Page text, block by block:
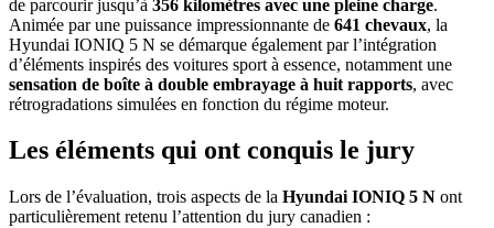
de parcourir jusqu’à 356 kilomètres avec une pleine charge.
Animée par une puissance impressionnante de 641 chevaux, la
Hyundai IONIQ 5 N se démarque également par l’intégration
d’éléments inspirés des voitures sport à essence, notamment une
sensation de boîte à double embrayage à huit rapports, avec
rétrogradations simulées en fonction du régime moteur.
Les éléments qui ont conquis le jury
Lors de l’évaluation, trois aspects de la Hyundai IONIQ 5 N ont
particulièrement retenu l’attention du jury canadien :